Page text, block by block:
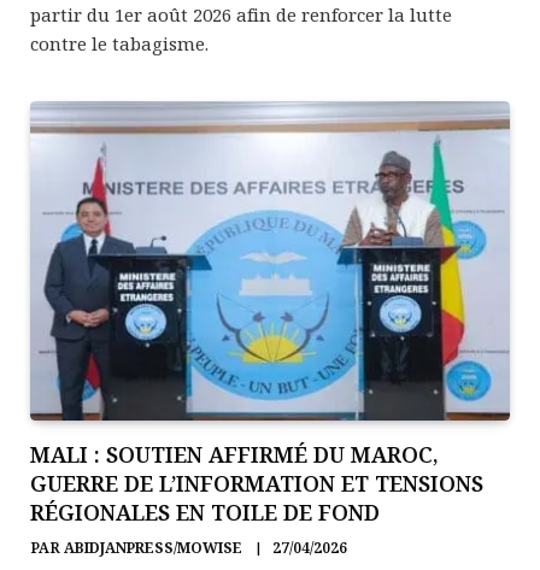
partir du 1er août 2026 afin de renforcer la lutte
contre le tabagisme.
MALI : SOUTIEN AFFIRMÉ DU MAROC,
GUERRE DE L’INFORMATION ET TENSIONS
RÉGIONALES EN TOILE DE FOND
PARABIDJANPRESS/MOWISE 27/04/2026